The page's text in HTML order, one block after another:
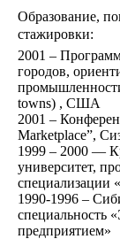
Образование,
стажировки:
2001 –
городов,
towns) , США
2001 –
Marketplace”,
1999 – 2000 —
университет,
специализации
1990-1996 –
специальность
предприятием»